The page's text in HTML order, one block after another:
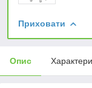
Приховати
Опис